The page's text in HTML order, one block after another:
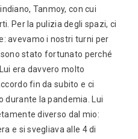
Tanmoy, con cui
Per la pulizia degli spazi, ci
avevamo i nostri turni per
stato fortunato perché
era davvero molto
fin da subito e ci
la pandemia. Lui
diverso dal mio:
e si svegliava alle 4 di